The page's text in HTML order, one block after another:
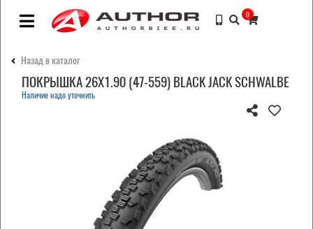
0
Назад в каталог
ПОКРЫШКА 26X1.90 (47-559) BLACK JACK SCHWALBE
Наличие надо уточнить